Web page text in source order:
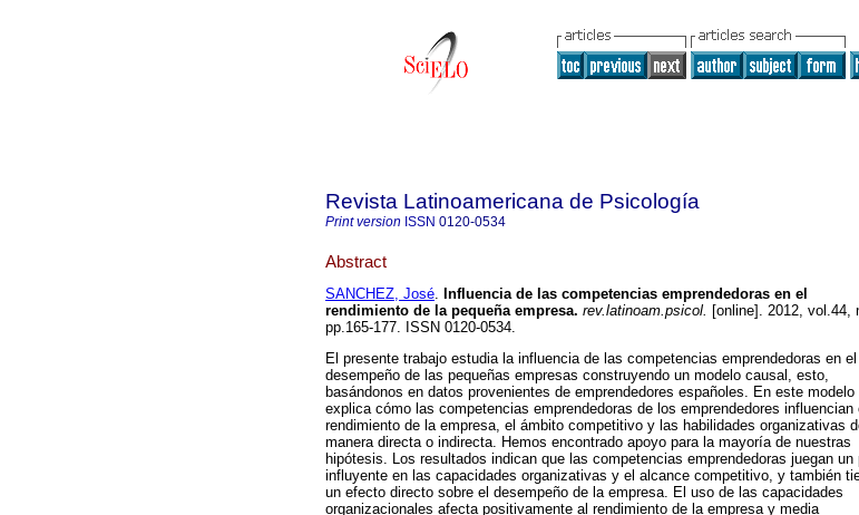
Revista Latinoamericana de Psicología
Print version ISSN 0120-0534
Abstract
SANCHEZ, José. Influencia de las competencias emprendedoras en el
rendimiento de la pequeña empresa. rev.latinoam.psicol. [online]. 2012, vol.44,
pp.165-177. ISSN 0120-0534.
El presente trabajo estudia la influencia de las competencias emprendedoras en el
desempeño de las pequeñas empresas construyendo un modelo causal, esto,
basándonos en datos provenientes de emprendedores españoles. En este modelo
explica cómo las competencias emprendedoras de los emprendedores influencian
rendimiento de la empresa, el ámbito competitivo y las habilidades organizativas
manera directa o indirecta. Hemos encontrado apoyo para la mayoría de nuestras
hipótesis. Los resultados indican que las competencias emprendedoras juegan un
influyente en las capacidades organizativas y el alcance competitivo, y también
un efecto directo sobre el desempeño de la empresa. El uso de las capacidades
organizacionales afecta positivamente al rendimiento de la empresa y media